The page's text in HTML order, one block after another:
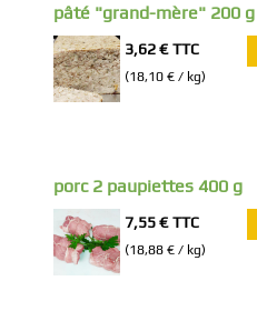
pâté "grand-mère" 200 g
3,62 € TTC
(18,10 € / kg)
porc 2 paupiettes 400 g
7,55 € TTC
(18,88 € / kg)